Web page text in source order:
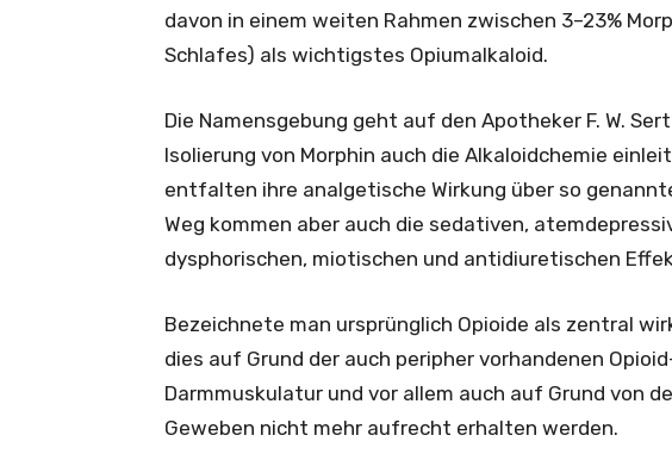
davon in einem weiten Rahmen zwischen 3–23%
Schlafes) als wichtigstes Opium­alkaloid.
Die Namensgebung geht auf den Apotheker F. W.
Isolierung von Morphin auch die Alkaloidchemie
entfalten ihre analgetische Wirkung über so
Weg kommen aber auch die sedativen,
dysphorischen, miotischen und antidiuretischen
Bezeichnete man ursprünglich Opioide als zentral
dies auf Grund der auch peripher vorhandenen
Darmmuskulatur und vor allem auch auf Grund von
Geweben nicht mehr aufrecht erhalten werden.